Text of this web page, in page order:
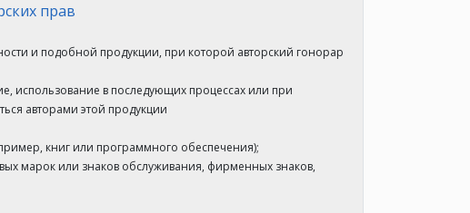
прав
и подобной продукции, при которой авторский гонорар
использование в последующих процессах или при
авторами этой продукции
книг или программного обеспечения);
марок или знаков обслуживания, фирменных знаков,